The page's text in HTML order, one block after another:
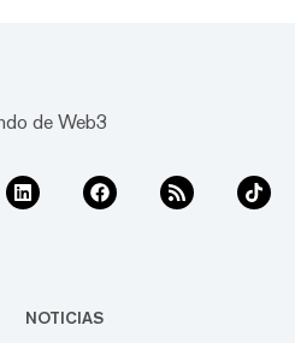
de Web3
NOTICIAS